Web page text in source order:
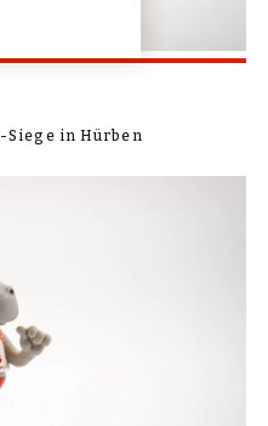
Siege in Hürben